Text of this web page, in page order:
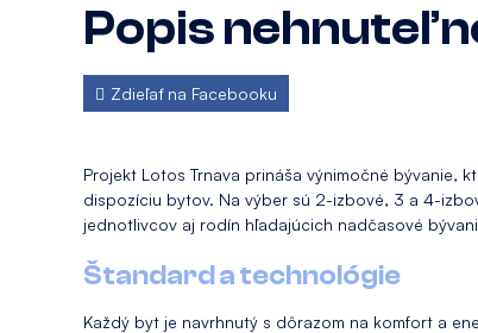
Popis
Zdieľať na Facebooku
Projekt Lotos Trnava prináša výnimočné bývanie,
dispozíciu bytov. Na výber sú 2-izbové, 3 a 4-
jednotlivcov aj rodín hľadajúcich nadčasové
Štandard a technológie
Každý byt je navrhnutý s dôrazom na komfort a